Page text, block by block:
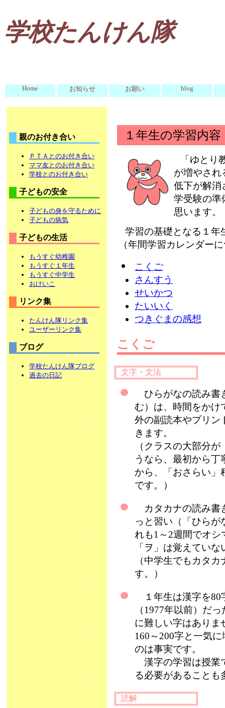
学校たんけん隊
Home お知らせ お願い blog
親のお付き合い
ＰＴＡとのお付き合い
ママ友とのお付き合い
学校とのお付き合い
子どもの安全
子どもの身を守るために
子どもの病気
子どもの生活
もうすぐ幼稚園
もうすぐ１年生
もうすぐ中学生
おけいこ
リンク集
たんけん隊リンク集
ユーザーリンク集
ブログ
学校たんけん隊ブログ
過去の日記
１年生の学習内容
「ゆと
が増やされ
低下が解消
学受験の準
思います。
学習の基礎となる１年
（年間学習カレンダー
こくご
さんすう
せいかつ
たいいく
つきぐまの感想
こくご
文字・文法
ひらがなの読み書
む）は、時間をかけ
外の副読本やプリン
きます。
（クラスの大部分
うなら、最初から
から、「おさらい」
です。）
カタカナの読み書
っと習い（「ひら
れも1～2週間でオ
「ヲ」は覚えてい
（中学生でもカタ
す。）
１年生は漢字を80
（1977年以前）だ
に難しい字はありま
160～200字と一気
のは事実です。
漢字の学習は授業
る必要があることも
読解